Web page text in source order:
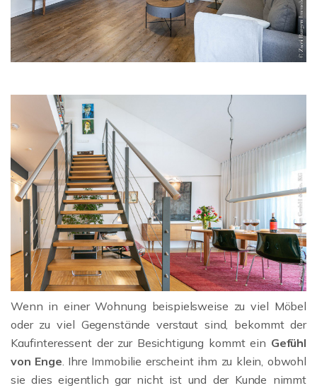
Wenn in einer Wohnung beispielsweise zu viel Möbel
oder zu viel Gegenstände verstaut sind, bekommt der
Kaufinteressent der zur Besichtigung kommt ein Gefühl
von Enge. Ihre Immobilie erscheint ihm zu klein, obwohl
sie dies eigentlich gar nicht ist und der Kunde nimmt